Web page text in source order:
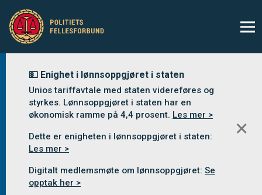
💵 Enighet i lønnsoppgjøret i staten
Unios tariffavtale med staten videreføres og
styrkes. Lønnsoppgjøret i staten har en
økonomisk ramme på 4,4 prosent. Les mer >
Dette er enigheten i lønnsoppgjøret i staten:
Les mer >
Digitalt medlemsmøte om lønnsoppgjøret: Se
opptak her >
✕